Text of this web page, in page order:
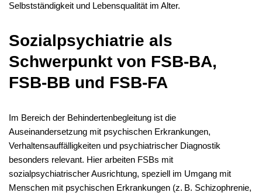
Selbstständigkeit und Lebensqualität im Alter.
Sozialpsychiatrie als
Schwerpunkt von FSB-BA,
FSB-BB und FSB-FA
Im Bereich der Behindertenbegleitung ist die
Auseinandersetzung mit psychischen Erkrankungen,
Verhaltensauffälligkeiten und psychiatrischer Diagnostik
besonders relevant. Hier arbeiten FSBs mit
sozialpsychiatrischer Ausrichtung, speziell im Umgang mit
Menschen mit psychischen Erkrankungen (z. B. Schizophrenie,